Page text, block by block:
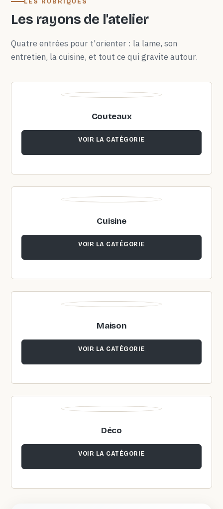
Les rayons de l'atelier
Quatre entrées pour t'orienter : la lame, son
entretien, la cuisine, et tout ce qui gravite autour.
Couteaux
VOIR LA CATÉGORIE
Cuisine
VOIR LA CATÉGORIE
Maison
VOIR LA CATÉGORIE
Déco
VOIR LA CATÉGORIE